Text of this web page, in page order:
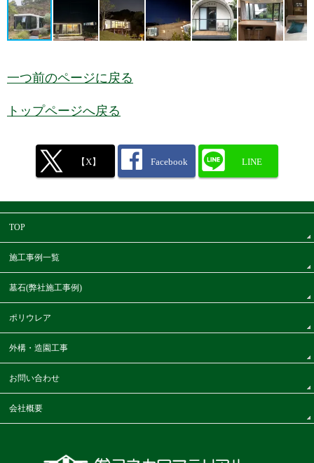
一つ前のページに戻る
トップページへ戻る
【X】 Facebook LINE
TOP
施工事例一覧
墓石(弊社施工事例)
ポリウレア
外構・造園工事
お問い合わせ
会社概要